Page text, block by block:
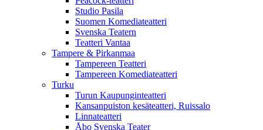
Studio Pasila
Suomen Komediateatteri
Svenska Teatern
Teatteri Vantaa
Tampere & Pirkanmaa
Tampereen Teatteri
Tampereen Komediateatteri
Turku
Turun Kaupunginteatteri
Kansanpuiston kesäteatteri, Ruissalo
Linnateatteri
Åbo Svenska Teater